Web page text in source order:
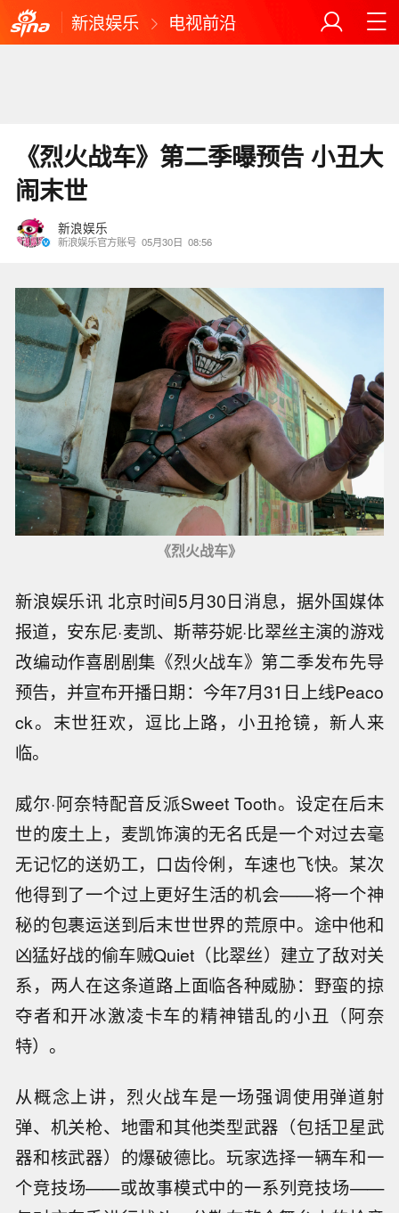
新浪娱乐 电视前沿
《烈火战车》第二季曝预告 小丑大
闹末世
新浪娱乐
新浪娱乐官方账号 05月30日 08:56
《烈火战车》
新浪娱乐讯 北京时间5月30日消息，据外国媒体
报道，安东尼·麦凯、斯蒂芬妮·比翠丝主演的游戏
改编动作喜剧剧集《烈火战车》第二季发布先导
预告，并宣布开播日期：今年7月31日上线Peaco
ck。末世狂欢，逗比上路，小丑抢镜，新人来
临。
威尔·阿奈特配音反派Sweet Tooth。设定在后末
世的废土上，麦凯饰演的无名氏是一个对过去毫
无记忆的送奶工，口齿伶俐，车速也飞快。某次
他得到了一个过上更好生活的机会——将一个神
秘的包裹运送到后末世世界的荒原中。途中他和
凶猛好战的偷车贼Quiet（比翠丝）建立了敌对关
系，两人在这条道路上面临各种威胁：野蛮的掠
夺者和开冰激凌卡车的精神错乱的小丑（阿奈
特）。
从概念上讲， 烈火战车是一场强调使用弹道射
弹、机关枪、地雷和其他类型武器（包括卫星武
器和核武器）的爆破德比。 玩家选择一辆车和一
个竞技场——或故事模式中的一系列竞技场——